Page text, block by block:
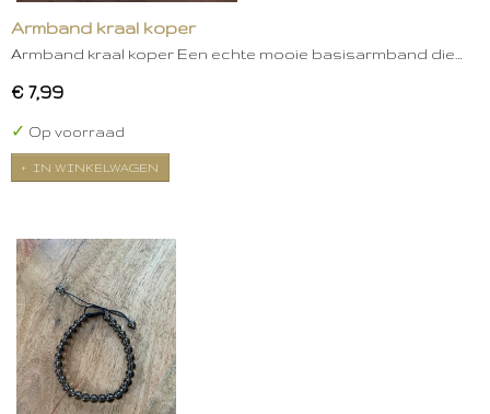
Armband kraal koper
Armband kraal koper Een echte mooie basisarmband die…
€ 7,99
✓ Op voorraad
IN WINKELWAGEN